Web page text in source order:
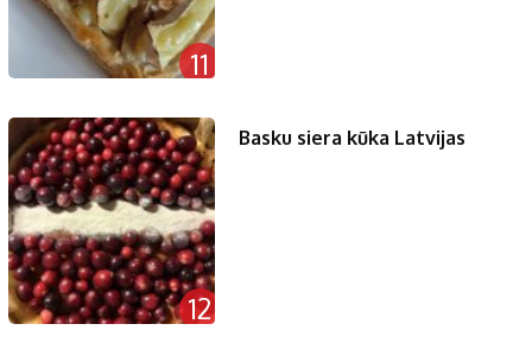
11
12
Basku siera kūka Latvijas